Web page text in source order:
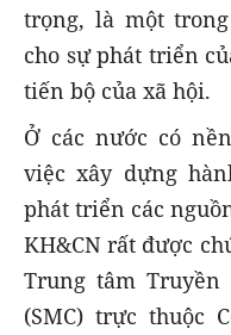
trọng, là một
cho sự phát triển
tiến bộ của xã hội.
Ở các nước có
việc xây dựng
phát triển các
KH&CN rất được
Trung tâm Truyền
(SMC) trực thuộc